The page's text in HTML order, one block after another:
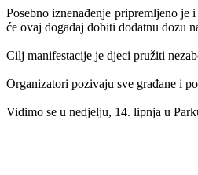
Posebno iznenađenje pripremljeno
će ovaj događaj dobiti dodatnu dozu
Cilj manifestacije je djeci pružiti
Organizatori pozivaju sve građane i
Vidimo se u nedjelju, 14. lipnja u